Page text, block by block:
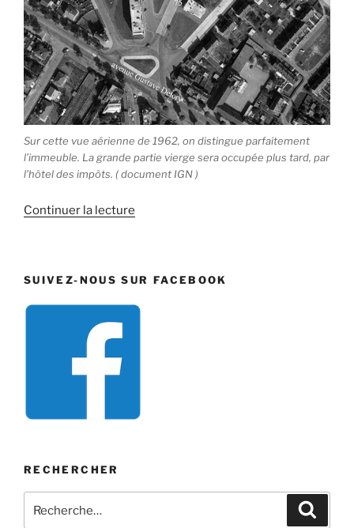
Sur cette vue aérienne de 1962, on distingue parfaitement
l’immeuble. La grande partie vierge sera occupée plus tard, par
l’hôtel des impôts. ( document IGN )
Continuer la lecture
Fourier »
SUIVEZ-NOUS SUR FACEBOOK
RECHERCHER
pour